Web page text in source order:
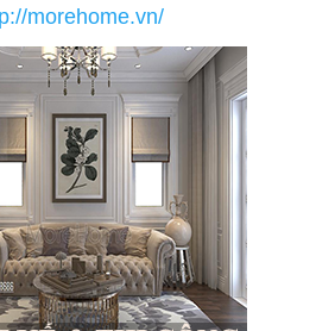
morehome.vn/